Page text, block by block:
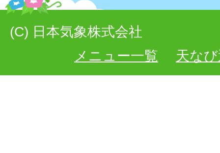
(C) 日本気象株式会社
メニュー一覧
天な